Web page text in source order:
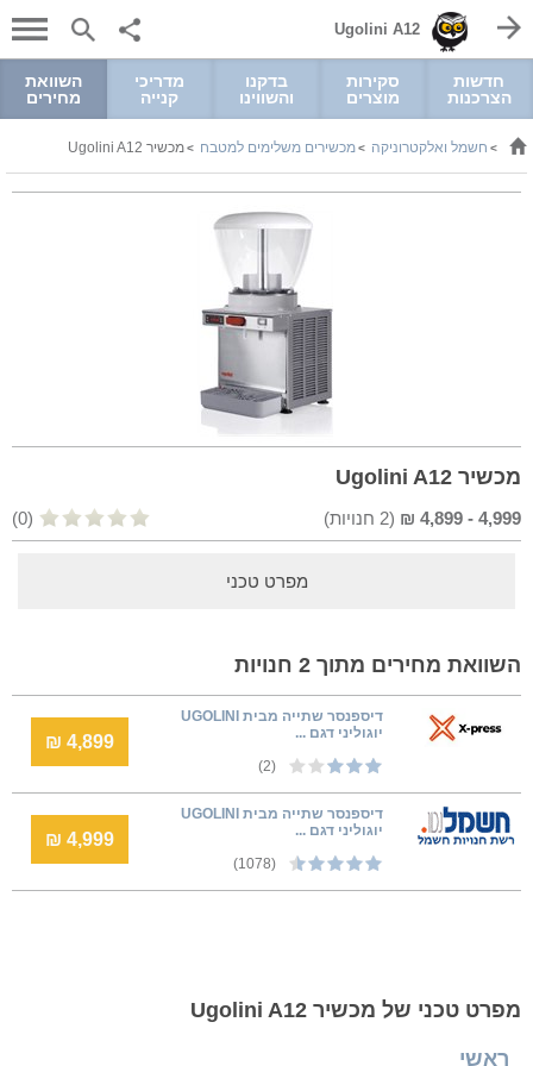
Ugolini A12
חדשות
הצרכנות
סקירות
מוצרים
בדקנו
והשווינו
מדריכי
קנייה
השוואת
מחירים
> חשמל ואלקטרוניקה >מכשירים משלימים למטבח >מכשיר Ugolini A12
מכשיר Ugolini A12
4,999
-
4,899
₪
(
2 חנויות) (0)
מפרט טכני
השוואת מחירים מתוך 2 חנויות
דיספנסר שתייה מבית UGOLINI
יוגוליני דגם ...
(2)
4,899 ₪
דיספנסר שתייה מבית UGOLINI
יוגוליני דגם ...
(1078)
4,999 ₪
מפרט טכני של מכשיר Ugolini A12
ראשי